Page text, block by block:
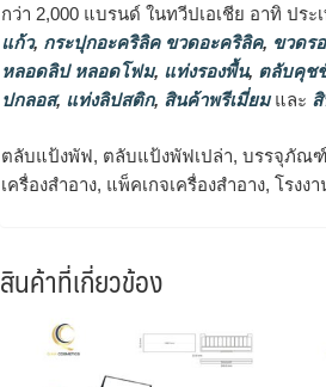
กว่า 2,000 แบรนด์ ในทวีปเอเชีย อาทิ ปร
แก้ว, กระปุกอะคริลิค ขวดอะคริลิค, ขวดร
หลอดลิป หลอดโฟม, แท่งรองพื้น, ตลับคุช
ปกลอส, แท่งลิปสติก, สินค้าพรีเมี่ยมและ
ตลับแป้งพัฟ, ตลับแป้งพัฟเปล่า, บรรจุภัณ
เครื่องสำอาง, แพ็คเกจเครื่องสำอาง, โรงง
สินค้าที่เกี่ยวข้อง